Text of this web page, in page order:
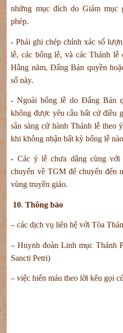
những mục đích do Giám mục
phép.
- Phải ghi chép chính xác số
lễ, các bổng lễ, và các Thánh
Hằng năm, Đấng Bản quyền
sổ này.
- Ngoài bổng lễ do Đấng Bản
không được yêu cầu bất cứ điều
sẵn sàng cử hành Thánh lễ theo
khi không nhận bất kỳ bổng lễ
- Các ý lễ chưa dâng cùng
chuyển về TGM để chuyển đến
vùng truyền giáo.
10.Thông báo
– các dịch vụ liên hệ với Tòa
– Huynh đoàn Linh mục Thánh
Sancti Petri)
– việc hiến máu theo lời kêu gọi